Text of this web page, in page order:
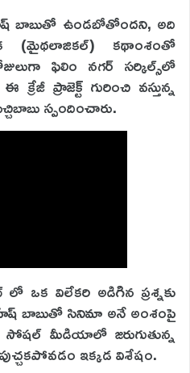
బాబుతో ఉండబోతోందని, అది
కథాంశంతో
ఫిలిం నగర్ సర్కిల్స్‌లో
ప్రాజెక్ట్ గురించి వస్తున్న
స్పందించారు.
ఒక విలేకరి అడిగిన ప్రశ్నకు
బాబుతో సినిమా అనే అంశంపై
సోషల్ మీడియాలో జరుగుతున్న
ఇక్కడ విశేషం.